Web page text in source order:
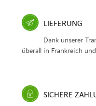
LIEFERUNG
Dank unserer
überall in Frankreich
SICHERE